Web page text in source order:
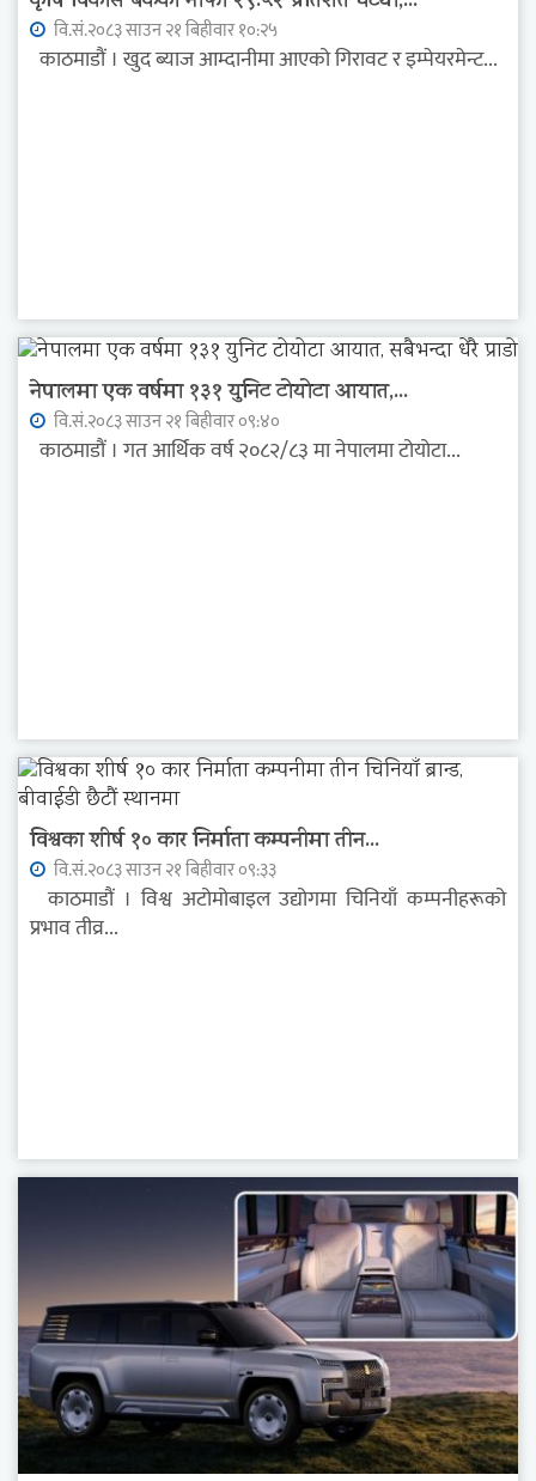
वि.सं.२०८३ साउन २१ बिहीवार १०:२५
काठमाडौं । खुद ब्याज आम्दानीमा आएको गिरावट र इम्पेयरमेन्ट...
नेपालमा एक वर्षमा १३१ युनिट टोयोटा आयात,...
वि.सं.२०८३ साउन २१ बिहीवार ०९:४०
काठमाडौं । गत आर्थिक वर्ष २०८२/८३ मा नेपालमा टोयोटा...
विश्वका शीर्ष १० कार निर्माता कम्पनीमा तीन...
वि.सं.२०८३ साउन २१ बिहीवार ०९:३३
काठमाडौं । विश्व अटोमोबाइल उद्योगमा चिनियाँ कम्पनीहरूको
प्रभाव तीव्र...